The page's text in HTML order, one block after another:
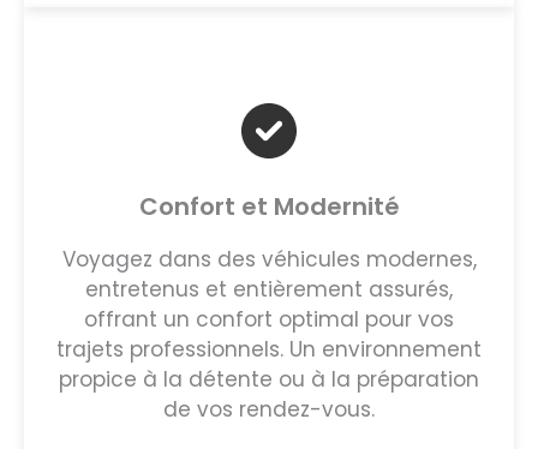
Confort et Modernité
Voyagez dans des véhicules modernes,
entretenus et entièrement assurés,
offrant un confort optimal pour vos
trajets professionnels. Un environnement
propice à la détente ou à la préparation
de vos rendez-vous.